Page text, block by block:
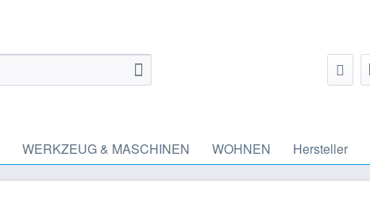
WERKZEUG & MASCHINEN WOHNEN Hersteller